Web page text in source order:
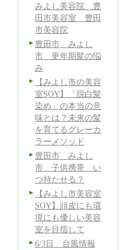
みよし美容院 豊
田市美容室 豊田
市美容院
豊田市 みよし
市 更年期髪の悩
み
【みよし市の美容
室SOY】「脱白髪
染め」の本当の意
味とは？未来の髪
を育てるグレーカ
ラーメソッド
豊田市 みよし
市 子供携帯 い
つ持たせる？
【みよし市美容室
SOY】頭皮にも環
境にも優しい美容
室を目指して
6/3日 台風情報